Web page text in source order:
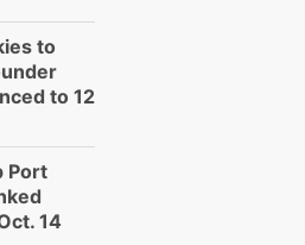
to
to 12
Port
14